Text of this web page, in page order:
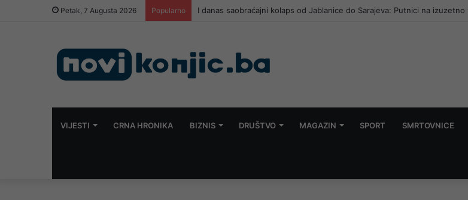
Petak, 7 Augusta 2026 Popularno I danas saobraćajni kolaps od Jablanice do Sarajeva: Putnici na izuzetno
VIJESTI CRNA HRONIKA BIZNIS DRUŠTVO MAGAZIN SPORT SMRTOVNICE